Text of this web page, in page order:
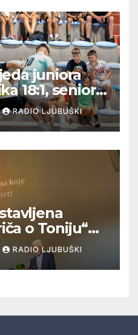
juniora
18:1, seniori
u
završili
RADIO LJUBUŠKI
o Toniju“
RADIO LJUBUŠKI